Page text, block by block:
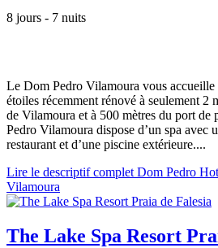
8 jours - 7 nuits
Le Dom Pedro Vilamoura vous accueille
étoiles récemment rénové à seulement 2
de Vilamoura et à 500 mètres du port de
Pedro Vilamoura dispose d’un spa avec
restaurant et d’une piscine extérieure....
Lire le descriptif complet Dom Pedro
Vilamoura
The Lake Spa Resort